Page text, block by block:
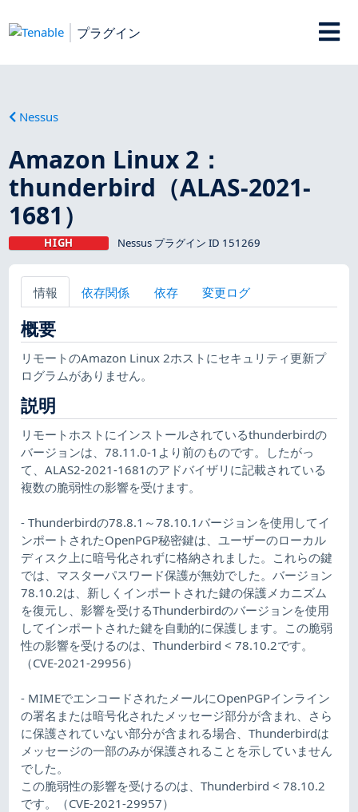
プラグイン
Nessus
Amazon Linux 2：
thunderbird（ALAS-2021-
1681）
HIGH Nessus プラグイン ID 151269
情報 依存関係 依存 変更ログ
概要
リモートのAmazon Linux 2ホストにセキュリティ更新プ
ログラムがありません。
説明
リモートホストにインストールされているthunderbirdの
バージョンは、78.11.0-1より前のものです。したがっ
て、ALAS2-2021-1681のアドバイザリに記載されている
複数の脆弱性の影響を受けます。
- Thunderbirdの78.8.1～78.10.1バージョンを使用してイ
ンポートされたOpenPGP秘密鍵は、ユーザーのローカル
ディスク上に暗号化されずに格納されました。これらの鍵
では、マスターパスワード保護が無効でした。バージョン
78.10.2は、新しくインポートされた鍵の保護メカニズム
を復元し、影響を受けるThunderbirdのバージョンを使用
してインポートされた鍵を自動的に保護します。この脆弱
性の影響を受けるのは、Thunderbird < 78.10.2です。
（CVE-2021-29956）
- MIMEでエンコードされたメールにOpenPGPインライン
の署名または暗号化されたメッセージ部分が含まれ、さら
に保護されていない部分が含まれる場合、Thunderbirdは
メッセージの一部のみが保護されることを示していません
でした。
この脆弱性の影響を受けるのは、Thunderbird < 78.10.2
です。（CVE-2021-29957）